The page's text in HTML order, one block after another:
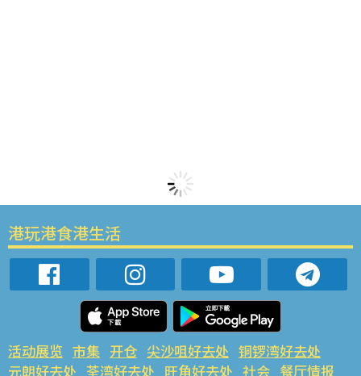
港玩港食港生活
活动展览 市集 开仓 尖沙咀好去处 铜锣湾好去处
元朗好去处 荃湾好去处 旺角好去处 社会 餐厅情报